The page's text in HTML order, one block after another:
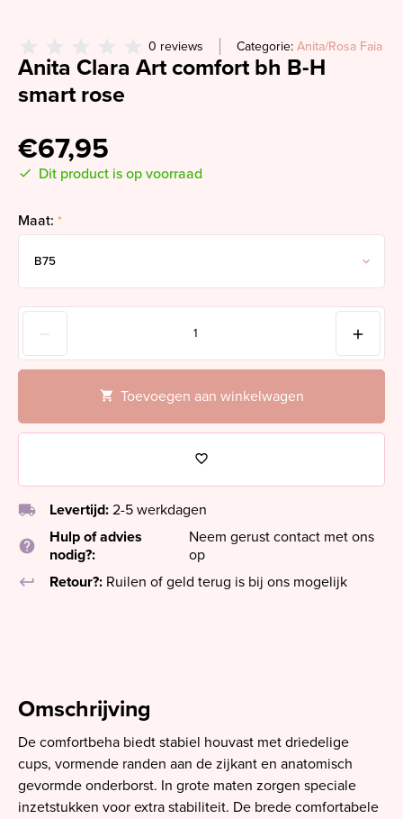
0 reviews Categorie: Anita/Rosa Faia
Anita Clara Art comfort bh B-H
smart rose
€67,95
Dit product is op voorraad
Maat: *
Toevoegen aan winkelwagen
local_shipping Levertijd: 2-5 werkdagen
help
Hulp of advies
nodig?:
Neem gerust contact met ons
op
keyboard_return
Retour?: Ruilen of geld terug is bij ons mogelijk
Omschrijving
De comfortbeha biedt stabiel houvast met driedelige
cups, vormende randen aan de zijkant en anatomisch
gevormde onderborst. In grote maten zorgen speciale
inzetstukken voor extra stabiliteit. De brede comfortabele